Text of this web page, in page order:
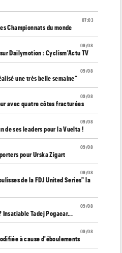
07:03
Championnats du monde
09/08
Dailymotion : Cyclism'Actu TV
09/08
une très belle semaine"
09/08
avec quatre côtes fracturées
09/08
de ses leaders pour la Vuelta !
09/08
pour Urska Zigart
09/08
de la FDJ United Series" la
09/08
Insatiable Tadej Pogacar...
09/08
à cause d'éboulements